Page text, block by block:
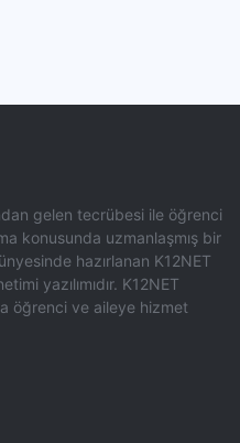
gelen tecrübesi ile öğrenci
konusunda uzmanlaşmış bir
hazırlanan K12NET
yazılımıdır. K12NET
öğrenci ve aileye hizmet